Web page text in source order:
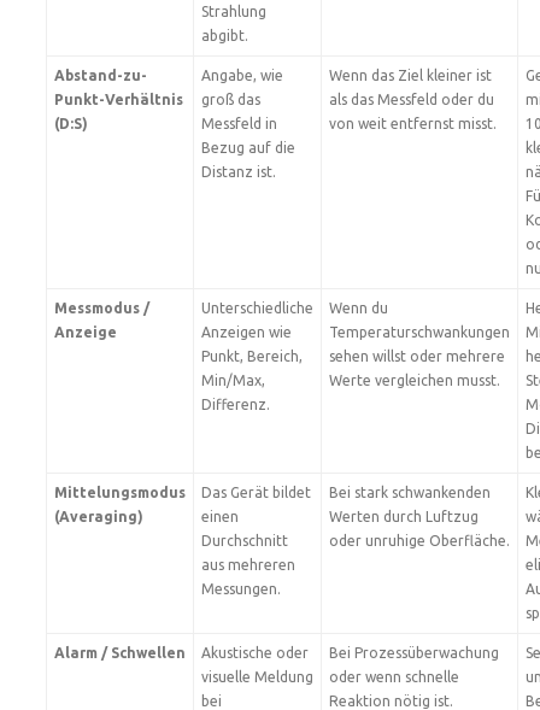
Strahlung
abgibt.
Abstand-zu-
Punkt-Verhältnis
(D:S)
Angabe, wie
groß das
Messfeld in
Bezug auf die
Distanz ist.
Wenn das Ziel kleiner ist
als das Messfeld oder du
von weit entfernst misst.
Messmodus /
Anzeige
Unterschiedliche
Anzeigen wie
Punkt, Bereich,
Min/Max,
Differenz.
Wenn du
Temperaturschwankungen
sehen willst oder mehrere
Werte vergleichen musst.
Mittelungsmodus
(Averaging)
Das Gerät bildet
einen
Durchschnitt
aus mehreren
Messungen.
Bei stark schwankenden
Werten durch Luftzug
oder unruhige Oberfläche.
Alarm / Schwellen
Akustische oder
visuelle Meldung
bei
Bei Prozessüberwachung
oder wenn schnelle
Reaktion nötig ist.